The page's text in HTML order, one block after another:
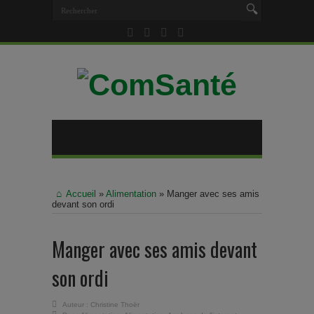
Accueil » Alimentation » Manger avec ses amis
devant son ordi
Manger avec ses amis devant
son ordi
Auteur : Christine Thoër